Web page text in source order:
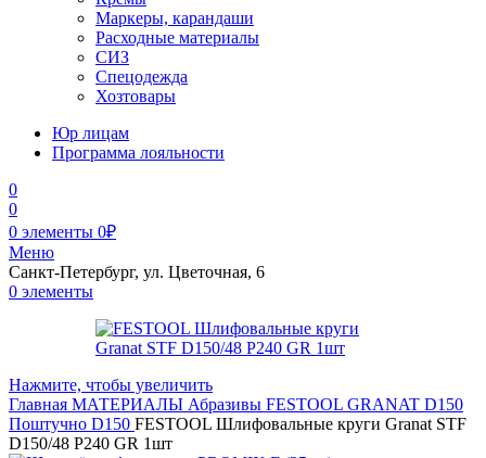
Маркеры, карандаши
Расходные материалы
СИЗ
Спецодежда
Хозтовары
Юр лицам
Программа лояльности
0
0
0 элементы 0₽
Меню
Санкт-Петербург, ул. Цветочная, 6
0 элементы
Нажмите, чтобы увеличить
Главная МАТЕРИАЛЫ Абразивы FESTOOL GRANAT D150
Поштучно D150 FESTOOL Шлифовальные круги Granat STF
D150/48 P240 GR 1шт